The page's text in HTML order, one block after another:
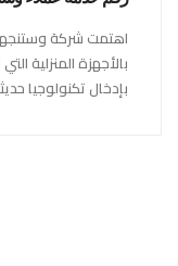
اهتمت شركة
بالأجهزة المنزلية
بإدخال تكنولوجيا